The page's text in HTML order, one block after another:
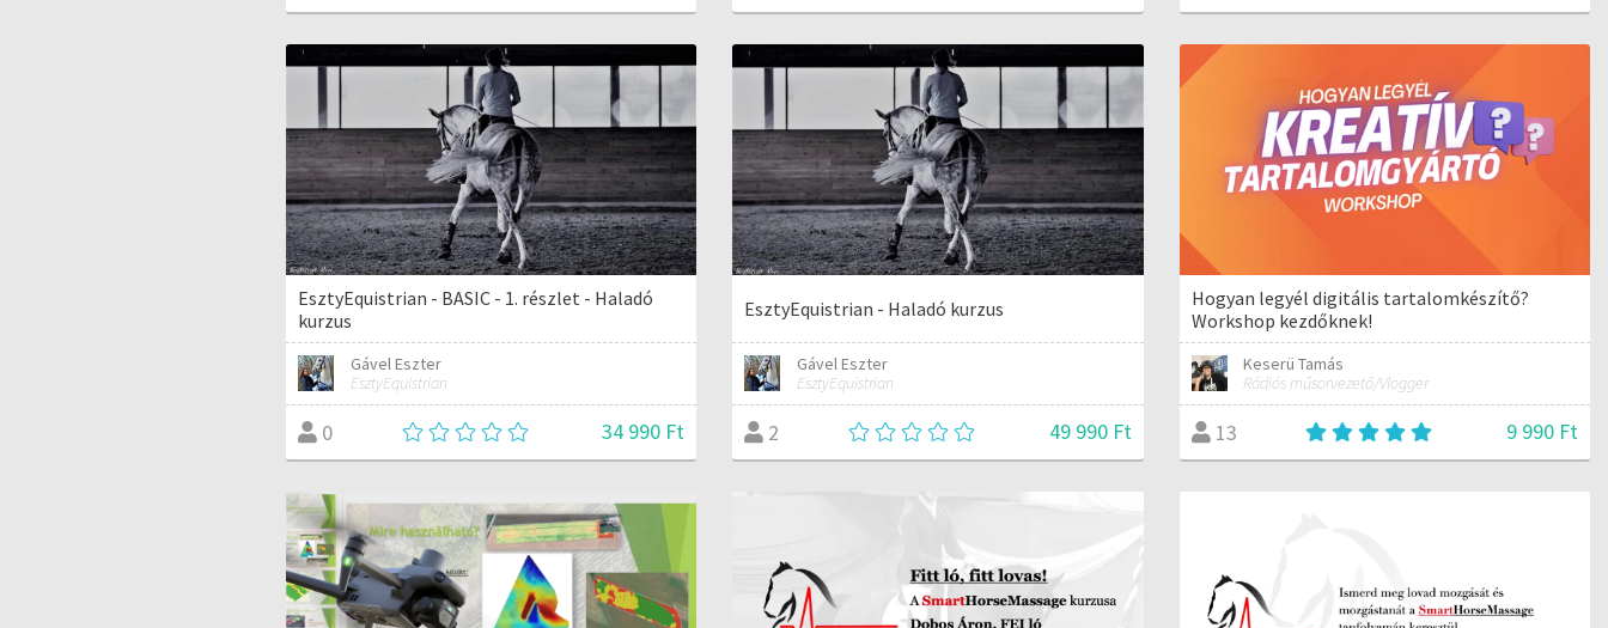
EsztyEquistrian - BASIC - 1. részlet - Haladó
kurzus
Gável Eszter
EsztyEquistrian
0 34 990 Ft
EsztyEquistrian - Haladó kurzus
Gável Eszter
EsztyEquistrian
2 49 990 Ft
Hogyan legyél digitális tartalomkészítő?
Workshop kezdőknek!
Keserü Tamás
Rádiós műsorvezető/Vlogger
13 9 990 Ft